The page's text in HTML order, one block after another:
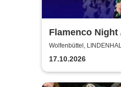
Flamenco Night
Flamencomanía
Deutschlands
Flamenco-
Wolfenbüttel,
WOLFENBÜTTEL
17.10.2026